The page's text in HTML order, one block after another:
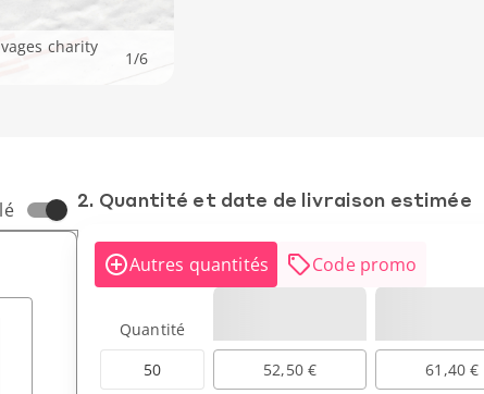
charity
1/6
2. Quantité et date de livraison estimée
Autres quantités Code promo
Quantité
50
52,50 € 61,40 €